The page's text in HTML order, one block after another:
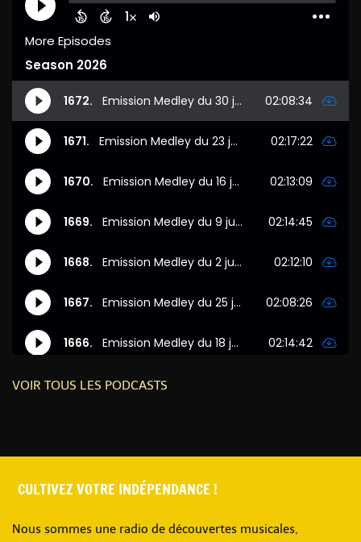
VOIR TOUS LES PODCASTS
CULTIVEZ VOTRE INDÉPENDANCE !
Nous sommes une radio de découvertes musicales,